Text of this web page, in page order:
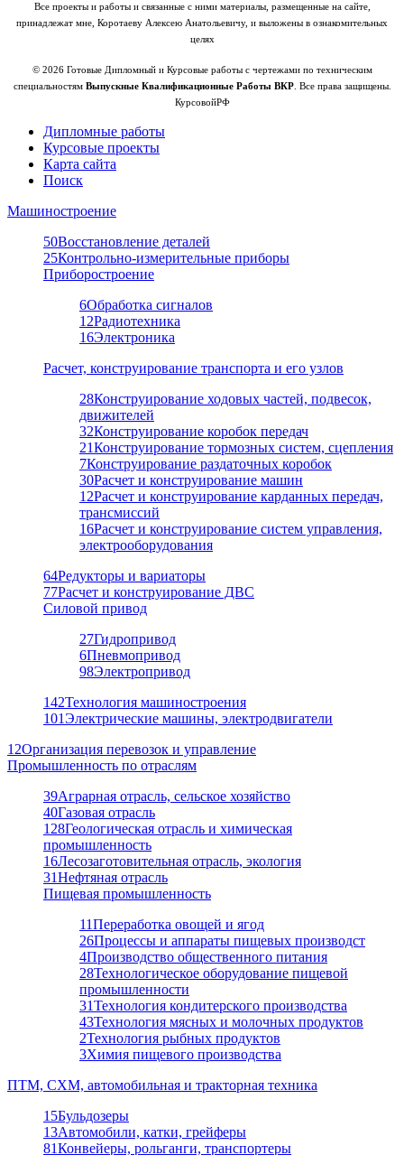
Все проекты и работы и связанные с ними материалы, размещенные на сайте,
принадлежат мне, Коротаеву Алексею Анатольевичу, и выложены в ознакомительных
целях
© 2026 Готовые Дипломный и Курсовые работы с чертежами по техническим
специальностям Выпускные Квалификационные Работы ВКР. Все права защищены.
КурсовойРФ
Дипломные работы
Курсовые проекты
Карта сайта
Поиск
Машиностроение
50Восстановление деталей
25Контрольно-измерительные приборы
Приборостроение
6Обработка сигналов
12Радиотехника
16Электроника
Расчет, конструирование транспорта и его узлов
28Конструирование ходовых частей, подвесок,
движителей
32Конструирование коробок передач
21Конструирование тормозных систем, сцепления
7Конструирование раздаточных коробок
30Расчет и конструирование машин
12Расчет и конструирование карданных передач,
трансмиссий
16Расчет и конструирование систем управления,
электрооборудования
64Редукторы и вариаторы
77Расчет и конструирование ДВС
Силовой привод
27Гидропривод
6Пневмопривод
98Электропривод
142Технология машиностроения
101Электрические машины, электродвигатели
12Организация перевозок и управление
Промышленность по отраслям
39Аграрная отрасль, сельское хозяйство
40Газовая отрасль
128Геологическая отрасль и химическая
промышленность
16Лесозаготовительная отрасль, экология
31Нефтяная отрасль
Пищевая промышленность
11Переработка овощей и ягод
26Процессы и аппараты пищевых производст
4Производство общественного питания
28Технологическое оборудование пищевой
промышленности
31Технология кондитерского производства
43Технология мясных и молочных продуктов
2Технология рыбных продуктов
3Химия пищевого производства
ПТМ, СХМ, автомобильная и тракторная техника
15Бульдозеры
13Автомобили, катки, грейферы
81Конвейеры, рольганги, транспортеры